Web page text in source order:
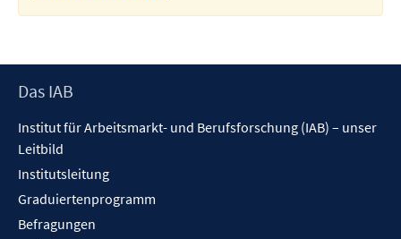
Footer
Das IAB
Institut für Arbeitsmarkt- und Berufsforschung (IAB) – unser
Leitbild
Institutsleitung
Graduiertenprogramm
Befragungen